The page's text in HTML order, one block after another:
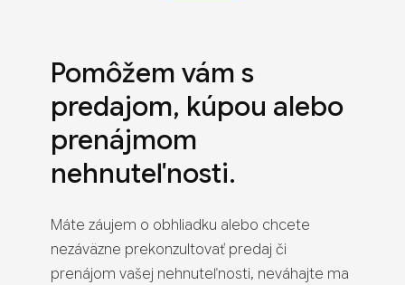
Pomôžem vám s
predajom, kúpou alebo
prenájmom
nehnuteľnosti.
Máte záujem o obhliadku alebo chcete
nezáväzne prekonzultovať predaj či
prenájom vašej nehnuteľnosti, neváhajte ma